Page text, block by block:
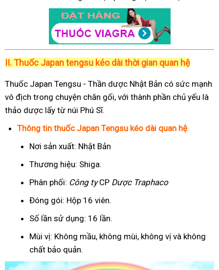
II. Thuốc Japan tengsu kéo dài thời gian quan hệ
Thuốc Japan Tengsu - Thần dược Nhật Bản có sức mạnh
vô địch trong chuyện chăn gối, với thành phần chủ yếu là
thảo dược lấy từ núi Phú Sĩ.
Thông tin thuốc Japan Tengsu kéo dài quan hệ
Nơi sản xuất: Nhật Bản
Thương hiệu: Shiga.
Phân phối: Công tyCP Dược Traphaco
Đóng gói: Hộp 16 viên.
Số lần sử dụng: 16 lần.
Mùi vị: Không mầu, không mùi, không vị và không
chất bảo quản.